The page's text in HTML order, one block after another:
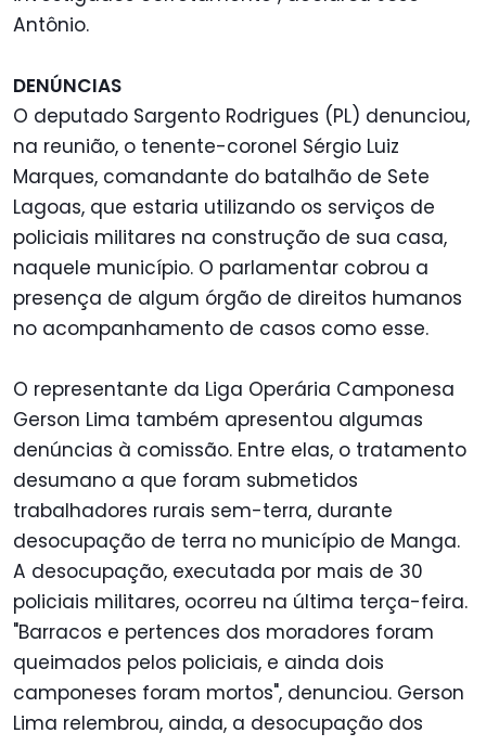
Antônio.
DENÚNCIAS
O deputado Sargento Rodrigues (PL) denunciou,
na reunião, o tenente-coronel Sérgio Luiz
Marques, comandante do batalhão de Sete
Lagoas, que estaria utilizando os serviços de
policiais militares na construção de sua casa,
naquele município. O parlamentar cobrou a
presença de algum órgão de direitos humanos
no acompanhamento de casos como esse.
O representante da Liga Operária Camponesa
Gerson Lima também apresentou algumas
denúncias à comissão. Entre elas, o tratamento
desumano a que foram submetidos
trabalhadores rurais sem-terra, durante
desocupação de terra no município de Manga.
A desocupação, executada por mais de 30
policiais militares, ocorreu na última terça-feira.
"Barracos e pertences dos moradores foram
queimados pelos policiais, e ainda dois
camponeses foram mortos", denunciou. Gerson
Lima relembrou, ainda, a desocupação dos